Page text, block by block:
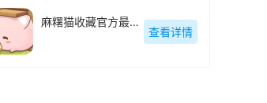
麻糬猫收藏官方最新版
查看详情